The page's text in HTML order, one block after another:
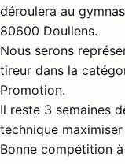
déroulera au
80600 Doullens.
Nous serons
tireur dans la
Promotion.
Il reste 3 semaines
technique
Bonne compétition